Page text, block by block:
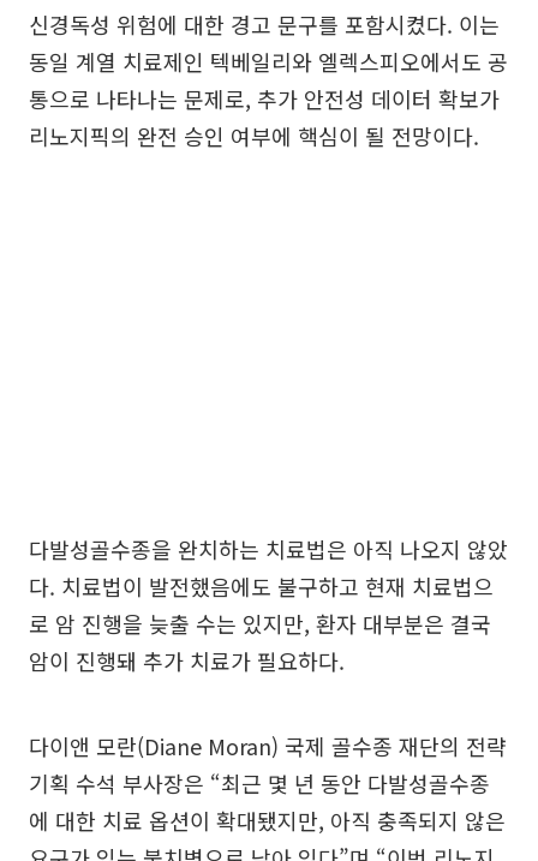
신경독성 위험에 대한 경고 문구를 포함시켰다. 이는
동일 계열 치료제인 텍베일리와 엘렉스피오에서도 공
통으로 나타나는 문제로, 추가 안전성 데이터 확보가
리노지픽의 완전 승인 여부에 핵심이 될 전망이다.
다발성골수종을 완치하는 치료법은 아직 나오지 않았
다. 치료법이 발전했음에도 불구하고 현재 치료법으
로 암 진행을 늦출 수는 있지만, 환자 대부분은 결국
암이 진행돼 추가 치료가 필요하다.
다이앤 모란(Diane Moran) 국제 골수종 재단의 전략
기획 수석 부사장은 “최근 몇 년 동안 다발성골수종
에 대한 치료 옵션이 확대됐지만, 아직 충족되지 않은